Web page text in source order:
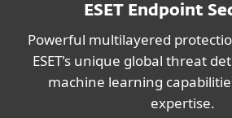
ESET Endpoint
Powerful multilayered
ESET's unique global threat
machine learning
expertise.